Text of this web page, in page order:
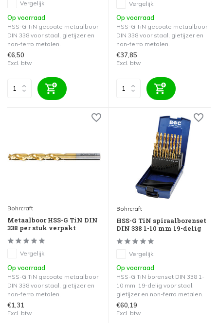
Vergelijk
Op voorraad
HSS-G TiN gecoate metaalboor
DIN 338 voor staal, gietijzer en
non-ferro metalen.
€6,50
Excl. btw
Vergelijk
Op voorraad
HSS-G TiN gecoate metaalboor
DIN 338 voor staal, gietijzer en
non-ferro metalen.
€37,85
Excl. btw
Bohrcraft
Metaalboor HSS-G TiN DIN
338 per stuk verpakt
Vergelijk
Op voorraad
HSS-G TiN gecoate metaalboor
DIN 338 voor staal, gietijzer en
non-ferro metalen.
€1,31
Excl. btw
Bohrcraft
HSS-G TiN spiraalborenset
DIN 338 1-10 mm 19-delig
Vergelijk
Op voorraad
HSS-G TiN borenset DIN 338 1-
10 mm, 19-delig voor staal,
gietijzer en non-ferro metalen.
€60,19
Excl. btw